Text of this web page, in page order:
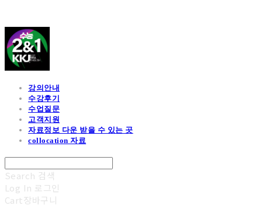
강의안내
수강후기
수업질문
고객지원
자료정보 다운 받을 수 있는 곳
collocation 자료
Search 검색
Log In 로그인
Cart장바구니